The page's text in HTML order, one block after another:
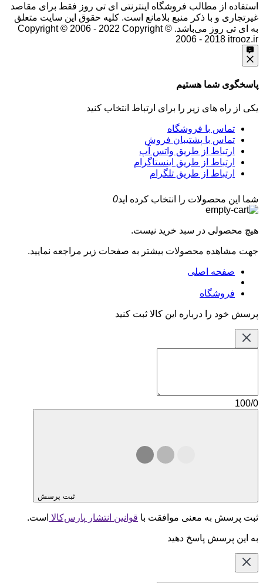
استفاده از مطالب فروشگاه اینترنتی ای تی روز فقط برای مقاصد
غیرتجاری و با ذکر منبع بلامانع است. کلیه حقوق این سایت متعلق
به ای تی روز می‌باشد. Copyright © 2006 - 2022 Copyright ©
2006 - 2018 itrooz.ir
پاسخگوی شما هستیم
یکی از راه های زیر را برای ارتباط انتخاب کنید
تماس با فروشگاه
تماس با پشتیبان فروش
ارتباط از طریق واتس آپ
ارتباط از طریق اینستاگرام
ارتباط از طریق تلگرام
شما این محصولات را انتخاب کرده اید0
هیچ محصولی در سبد خرید نیست.
جهت مشاهده محصولات بیشتر به صفحات زیر مراجعه نمایید.
صفحه اصلی
فروشگاه
پرسش خود را درباره این کالا ثبت کنید
100/0
ثبت پرسش
ثبت پرسش به معنی موافقت با قوانین انتشار پارس‌کالا است.
به این پرسش پاسخ دهید